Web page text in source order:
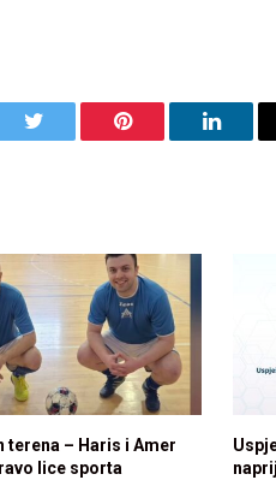
Twitter Pinterest
terena – Haris i Amer
lice sporta